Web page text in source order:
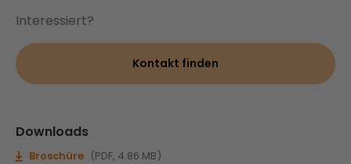
Interessiert?
Kontakt finden
Downloads
Broschüre (PDF, 4.86 MB)